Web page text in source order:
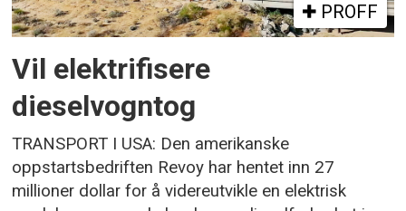
PROFF
Vil elektrifisere
dieselvogntog
TRANSPORT I USA: Den amerikanske
oppstartsbedriften Revoy har hentet inn 27
millioner dollar for å videreutvikle en elektrisk